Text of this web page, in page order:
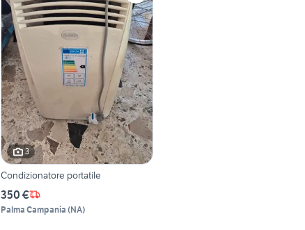
3
Condizionatore portatile
350 €
Palma Campania (NA)